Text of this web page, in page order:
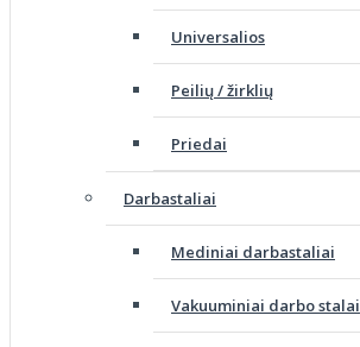
Universalios
Peilių / žirklių
Priedai
Darbastaliai
Mediniai darbastaliai
Vakuuminiai darbo stalai